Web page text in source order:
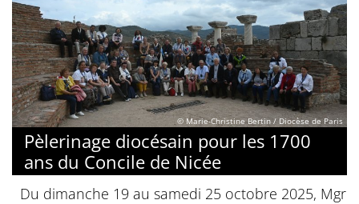
© Marie-Christine Bertin / Diocèse de Paris
Pèlerinage diocésain pour les 1700
ans du Concile de Nicée
Du dimanche 19 au samedi 25 octobre 2025, Mgr